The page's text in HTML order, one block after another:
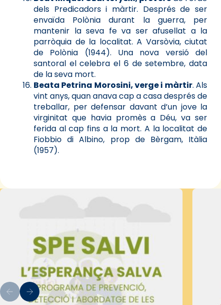
dels Predicadors i màrtir. Després de ser
envaïda Polònia durant la guerra, per
mantenir la seva fe va ser afusellat a la
parròquia de la localitat. A Varsòvia, ciutat
de Polònia (1944). Una nova versió del
santoral el celebra el 6 de setembre, data
de la seva mort.
Beata Petrina Morosini, verge i màrtir. Als
vint anys, quan anava cap a casa després de
treballar, per defensar davant d’un jove la
virginitat que havia promès a Déu, va ser
ferida al cap fins a la mort. A la localitat de
Fiobbio di Albino, prop de Bèrgam, Itàlia
(1957).